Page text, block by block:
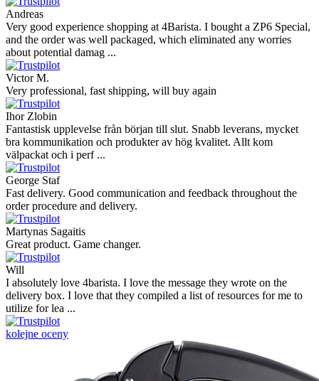
Andreas
Very good experience shopping at 4Barista. I bought a ZP6 Special,
and the order was well packaged, which eliminated any worries
about potential damag ...
Victor M.
Very professional, fast shipping, will buy again
Ihor Zlobin
Fantastisk upplevelse från början till slut. Snabb leverans, mycket
bra kommunikation och produkter av hög kvalitet. Allt kom
välpackat och i perf ...
George Staf
Fast delivery. Good communication and feedback throughout the
order procedure and delivery.
Martynas Sagaitis
Great product. Game changer.
Will
I absolutely love 4barista. I love the message they wrote on the
delivery box. I love that they compiled a list of resources for me to
utilize for lea ...
kolejne oceny